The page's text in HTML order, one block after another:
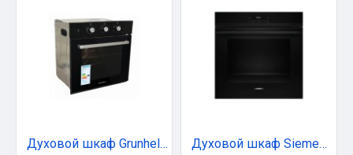
Духовой шкаф Grunhelm GDG 252 B Духовой шкаф Siemens HJ852GYB0T